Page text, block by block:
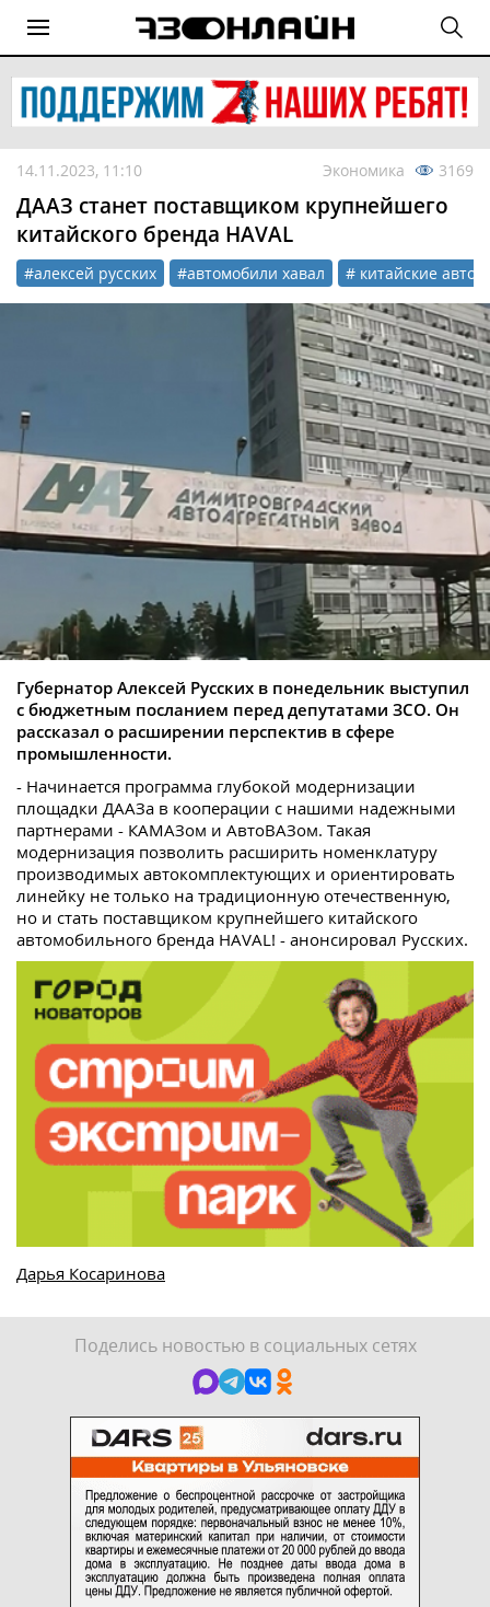
14.11.2023, 11:10 Экономика 3169
ДААЗ станет поставщиком крупнейшего
китайского бренда HAVAL
#алексей русских #автомобили хавал # китайские авто
Губернатор Алексей Русских в понедельник выступил
с бюджетным посланием перед депутатами ЗСО. Он
рассказал о расширении перспектив в сфере
промышленности.
- Начинается программа глубокой модернизации
площадки ДААЗа в кооперации с нашими надежными
партнерами - КАМАЗом и АвтоВАЗом. Такая
модернизация позволить расширить номенклатуру
производимых автокомплектующих и ориентировать
линейку не только на традиционную отечественную,
но и стать поставщиком крупнейшего китайского
автомобильного бренда HAVAL! - анонсировал Русских.
Дарья Косаринова
Поделись новостью в социальных сетях